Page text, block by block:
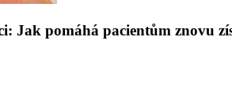
Jak pomáhá pacientům znovu